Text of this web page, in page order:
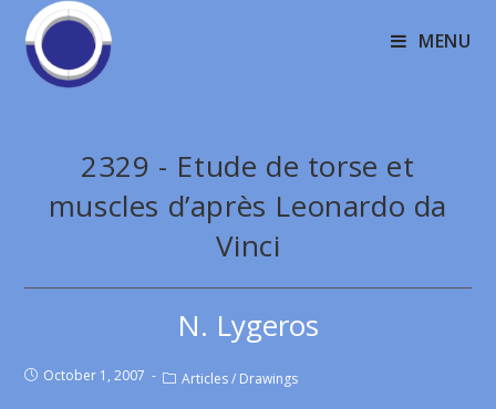
MENU
2329 - Etude de torse et
muscles d’après Leonardo da
Vinci
N. Lygeros
October 1, 2007 Articles / Drawings